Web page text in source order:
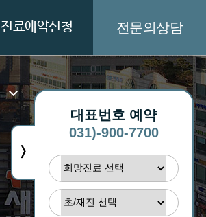
진료예약신청 전문의상담
공지사항
공지사항
언론보도
병원보
>
대표번호 예약
031)-900-7700